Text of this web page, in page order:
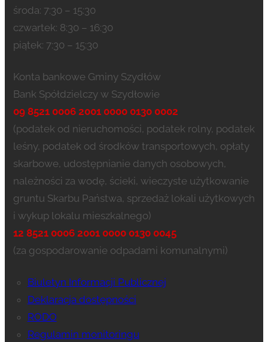
środa: 7:30 – 15:30
czwartek: 8:30 – 16:30
piątek: 7:30 – 15:30
Konta bankowe Gminy Szydłów
Bank Spółdzielczy w Szydłowie
09 8521 0006 2001 0000 0130 0002
(podatek od nieruchomości, podatek rolny, podatek
leśny, podatek od środków transportowych, opłaty
skarbowe, udostępnianie danych osobowych,
należności za wodę, ścieki, wieczyste użytkowanie
gruntu Skarbu Państwa, sprzedaż lokali użytkowych
i wykup lokalu mieszkalnego)
12 8521 0006 2001 0000 0130 0045
(za gospodarowanie odpadami komunalnymi)
Biuletyn Informacji Publicznej
Deklaracja dostępności
RODO
Regulamin monitoringu